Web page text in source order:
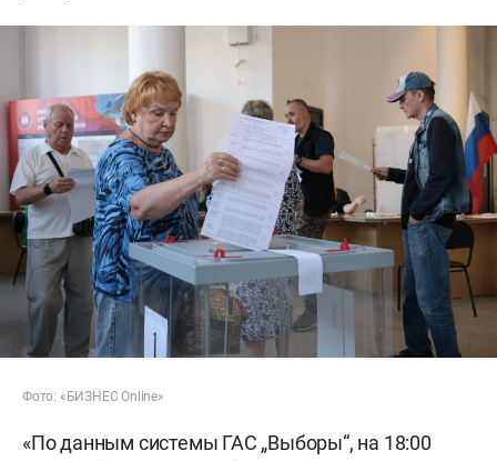
Фото: «БИЗНЕС Online»
«По данным системы ГАС „Выборы“, на 18:00